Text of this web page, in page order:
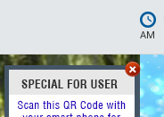
AM